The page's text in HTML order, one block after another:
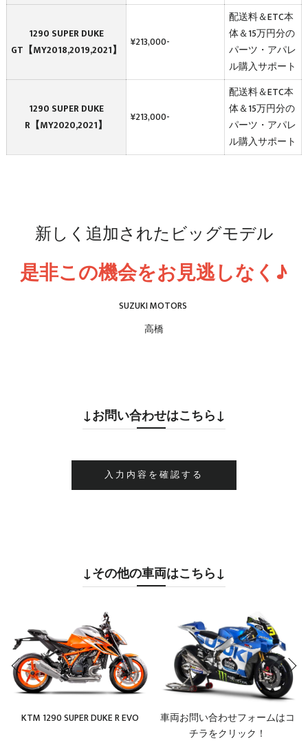
1290 SUPER DUKE
GT【MY2018,2019,2021】
¥213,000-
配送料＆ETC本
体＆15万円分の
パーツ・アパレ
ル購入サポート
1290 SUPER DUKE
R【MY2020,2021】
¥213,000-
配送料＆ETC本
体＆15万円分の
パーツ・アパレ
ル購入サポート
新しく追加されたビッグモデル
是非この機会をお見逃しなく♪
SUZUKI MOTORS
高橋
↓お問い合わせはこちら↓
↓その他の車両はこちら↓
KTM 1290 SUPER DUKE R EVO
車両お問い合わせフォームはコ
チラをクリック！